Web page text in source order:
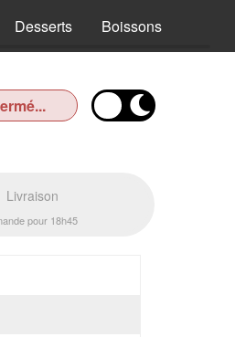
Desserts Boissons
Livraison
pour 18h45